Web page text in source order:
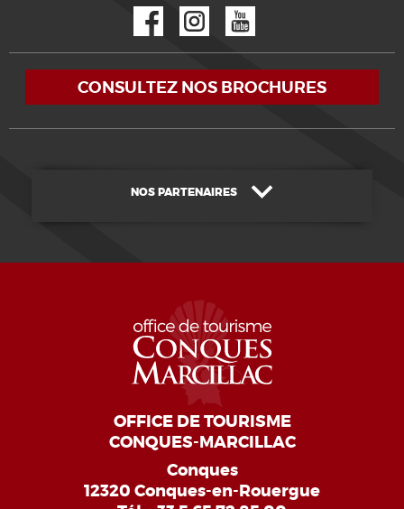
CONSULTEZ NOS BROCHURES
NOS PARTENAIRES
OFFICE DE TOURISME
CONQUES-MARCILLAC
Conques
12320 Conques-en-Rouergue